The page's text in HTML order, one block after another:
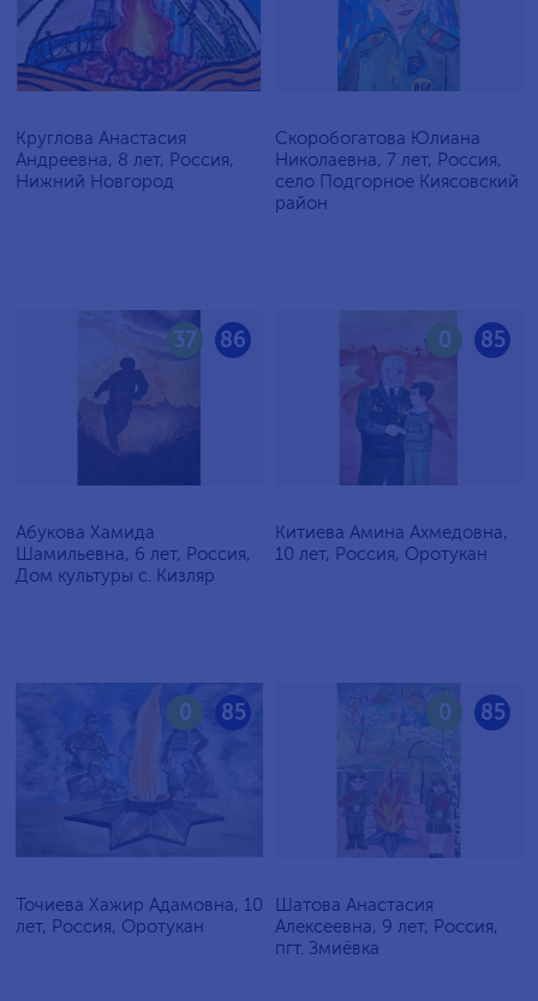
Круглова Анастасия
Андреевна, 8 лет, Россия,
Нижний Новгород
Скоробогатова Юлиана
Николаевна, 7 лет, Россия,
село Подгорное Киясовский
район
86
37
Абукова Хамида
Шамильевна, 6 лет, Россия,
Дом культуры с. Кизляр
85
0
Китиева Амина Ахмедовна,
10 лет, Россия, Оротукан
85
0
Точиева Хажир Адамовна, 10
лет, Россия, Оротукан
85
0
Шатова Анастасия
Алексеевна, 9 лет, Россия,
пгт. Змиёвка